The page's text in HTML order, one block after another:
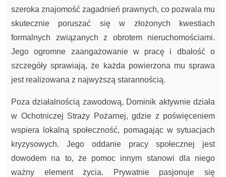
szeroka znajomość zagadnień prawnych, co pozwala mu
skutecznie poruszać się w złożonych kwestiach
formalnych związanych z obrotem nieruchomościami.
Jego ogromne zaangażowanie w pracę i dbałość o
szczegóły sprawiają, że każda powierzona mu sprawa
jest realizowana z najwyższą starannością.
Poza działalnością zawodową, Dominik aktywnie działa
w Ochotniczej Straży Pożarnej, gdzie z poświęceniem
wspiera lokalną społeczność, pomagając w sytuacjach
kryzysowych. Jego oddanie pracy społecznej jest
dowodem na to, że pomoc innym stanowi dla niego
ważny element życia. Prywatnie pasjonuje się